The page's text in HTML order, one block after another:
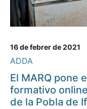
16 de febrer de 2021
ADDA
El MARQ pone
formativo
de la Pobla de